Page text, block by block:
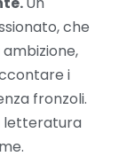
che
i
fronzoli.
letteratura